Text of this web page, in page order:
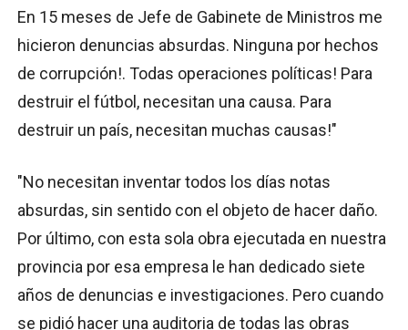
En 15 meses de Jefe de Gabinete de Ministros me
hicieron denuncias absurdas. Ninguna por hechos
de corrupción!. Todas operaciones políticas! Para
destruir el fútbol, necesitan una causa. Para
destruir un país, necesitan muchas causas!"
"No necesitan inventar todos los días notas
absurdas, sin sentido con el objeto de hacer daño.
Por último, con esta sola obra ejecutada en nuestra
provincia por esa empresa le han dedicado siete
años de denuncias e investigaciones. Pero cuando
se pidió hacer una auditoria de todas las obras